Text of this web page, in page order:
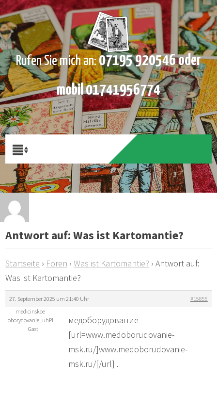
Rufen Sie mich an:07195 920546 oder
mobil 01741956774
Antwort auf: Was ist Kartomantie?
Startseite › Foren › Was ist Kartomantie? › Antwort auf:
Was ist Kartomantie?
27. September 2025 um 21:40 Uhr
#15855
medicinskoe
oborydovanie_uhPl
Gast
медоборудование
[url=www.medoborudovanie-
msk.ru/]www.medoborudovanie-
msk.ru/[/url] .